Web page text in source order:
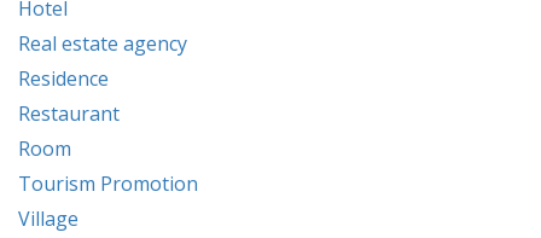
Hotel
Real estate agency
Residence
Restaurant
Room
Tourism Promotion
Village